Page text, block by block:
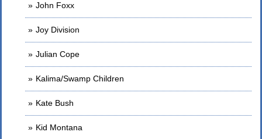
John Foxx
Joy Division
Julian Cope
Kalima/Swamp Children
Kate Bush
Kid Montana